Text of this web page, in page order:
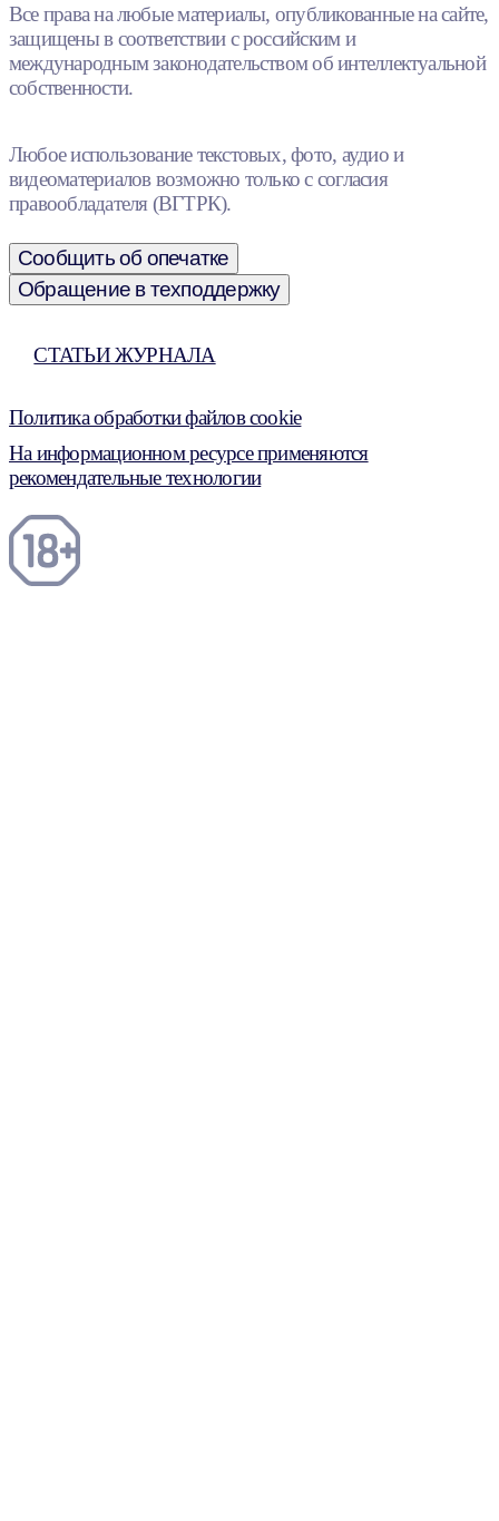
Все права на любые материалы, опубликованные на сайте,
защищены в соответствии с российским и
международным законодательством об интеллектуальной
собственности.
Любое использование текстовых, фото, аудио и
видеоматериалов возможно только с согласия
правообладателя (ВГТРК).
Сообщить об опечатке
Обращение в техподдержку
СТАТЬИ ЖУРНАЛА
Политика обработки файлов cookie
На информационном ресурсе применяются
рекомендательные технологии